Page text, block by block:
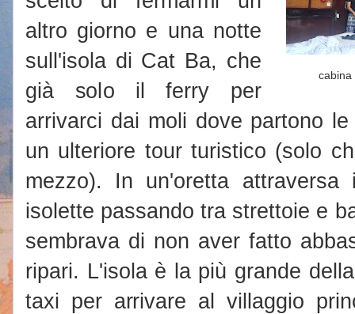
cabina
altro giorno e una notte
sull'isola di Cat Ba, che
già solo il ferry per
arrivarci dai moli dove partono
un ulteriore tour turistico (solo
mezzo). In un'oretta
isolette passando tra strettoie e
sembrava di non aver fatto
ripari. L'isola è la più grande
taxi per arrivare al villaggio